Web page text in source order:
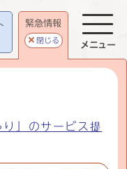
緊急情報
閉じる
」のサービス提
メニュー